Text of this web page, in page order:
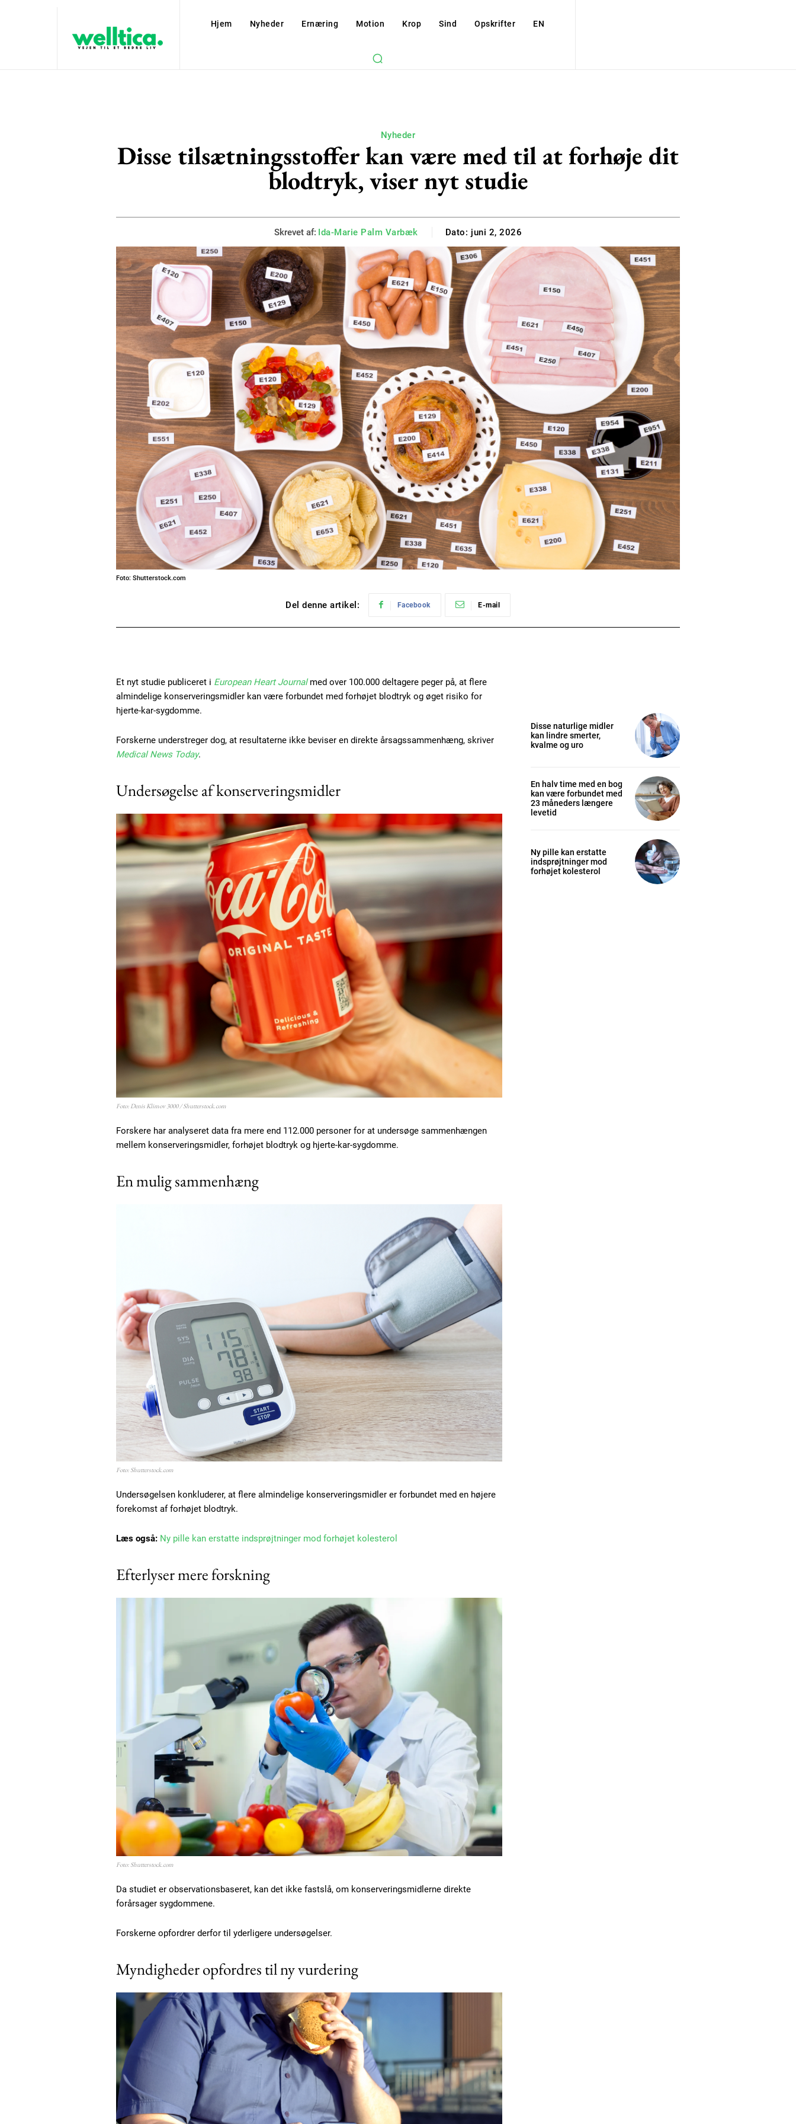
Subscription Plans
Gratis
Etiam est nibh, lobortis sit
Praesent euismod ac
Ut mollis pellentesque tortor
Nullam eu erat condimentum
Donec quis est ac felis
Orci varius natoque dolor
Member full access
100DKK
Etiam est nibh, lobortis sit
Nullam eu erat condimentum
Donec quis est ac felis
Orci varius natoque dolor
Hjem Nyheder Ernæring Motion Krop Sind Opskrifter EN
Nyheder
Disse tilsætningsstoffer kan være med til at forhøje dit
blodtryk, viser nyt studie
Skrevet af: Ida-Marie Palm Varbæk Dato: juni 2, 2026
Foto: Shutterstock.com
Del denne artikel: Facebook E-mail
Et nyt studie publiceret i European Heart Journalmed over 100.000 deltagere peger på, at flere
almindelige konserveringsmidler kan være forbundet med forhøjet blodtryk og øget risiko for
hjerte-kar-sygdomme.
Forskerne understreger dog, at resultaterne ikke beviser en direkte årsagssammenhæng, skriver
Medical News Today.
Undersøgelse af konserveringsmidler
Foto: Denis Klimov 3000 / Shutterstock.com
Forskere har analyseret data fra mere end 112.000 personer for at undersøge sammenhængen
mellem konserveringsmidler, forhøjet blodtryk og hjerte-kar-sygdomme.
En mulig sammenhæng
Foto: Shutterstock.com
Undersøgelsen konkluderer, at flere almindelige konserveringsmidler er forbundet med en højere
forekomst af forhøjet blodtryk.
Læs også: Ny pille kan erstatte indsprøjtninger mod forhøjet kolesterol
Efterlyser mere forskning
Foto: Shutterstock.com
Da studiet er observationsbaseret, kan det ikke fastslå, om konserveringsmidlerne direkte
forårsager sygdommene.
Forskerne opfordrer derfor til yderligere undersøgelser.
Myndigheder opfordres til ny vurdering
Disse naturlige midler
kan lindre smerter,
kvalme og uro
En halv time med en bog
kan være forbundet med
23 måneders længere
levetid
Ny pille kan erstatte
indsprøjtninger mod
forhøjet kolesterol